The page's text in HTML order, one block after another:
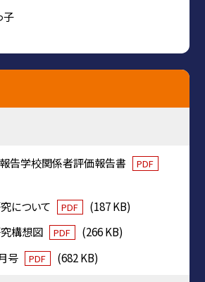
子
告学校関係者評価報告書 PDF
について
PDF
(187 KB)
究構想図
PDF
(266 KB)
号
PDF (682 KB)